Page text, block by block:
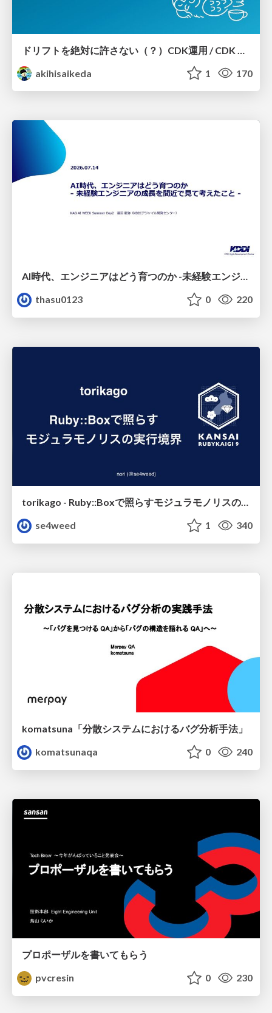
akihisaikeda
1 170
AI時代、エンジニアはどう育つのか -未経験エンジニアの成長を間近で見て考えたこと-
thasu0123
0 220
torikago - Ruby::Boxで照らすモジュラモノリスの実行境界
se4weed
1 340
komatsuna「分散システムにおけるバグ分析手法」
komatsunaqa
0 240
プロポーザルを書いてもらう
pvcresin
0 230